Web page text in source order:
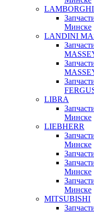
Минске
LANDINI
LIBRA
Минске
LIEBHERR
Минске
Минске
Минске
MITSUBISHI